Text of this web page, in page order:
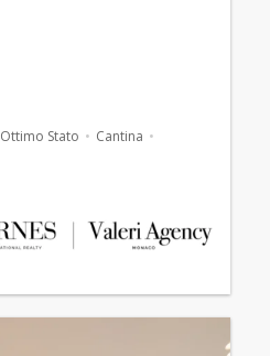
Ottimo Stato
Cantina